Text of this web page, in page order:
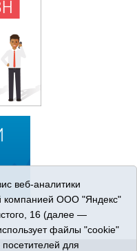
веб-аналитики
компанией ООО "Яндекс"
16 (далее —
файлы "cookie"
для